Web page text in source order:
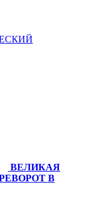
ВЕЛИКАЯ
В